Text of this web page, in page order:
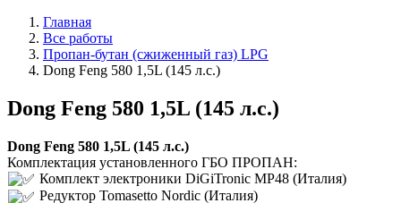
Главная
Все работы
Пропан-бутан (сжиженный газ) LPG
Dong Feng 580 1,5L (145 л.с.)
Dong Feng 580 1,5L (145 л.с.)
Dong Feng 580 1,5L (145 л.с.)
Комплектация установленного ГБО ПРОПАН:
Комплект электроники DiGiTronic MP48 (Италия)
Редуктор Tomasetto Nordic (Италия)